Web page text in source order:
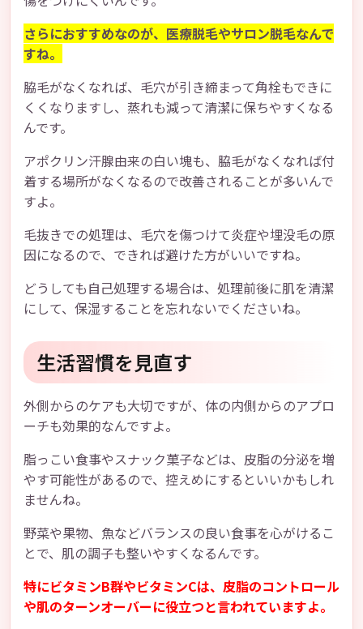
さらにおすすめなのが、医療脱毛やサロン脱毛なんで
すね。
脇毛がなくなれば、毛穴が引き締まって角栓もできに
くくなりますし、蒸れも減って清潔に保ちやすくなる
んです。
アポクリン汗腺由来の白い塊も、脇毛がなくなれば付
着する場所がなくなるので改善されることが多いんで
すよ。
毛抜きでの処理は、毛穴を傷つけて炎症や埋没毛の原
因になるので、できれば避けた方がいいですね。
どうしても自己処理する場合は、処理前後に肌を清潔
にして、保湿することを忘れないでくださいね。
生活習慣を見直す
外側からのケアも大切ですが、体の内側からのアプロ
ーチも効果的なんですよ。
脂っこい食事やスナック菓子などは、皮脂の分泌を増
やす可能性があるので、控えめにするといいかもしれ
ませんね。
野菜や果物、魚などバランスの良い食事を心がけるこ
とで、肌の調子も整いやすくなるんです。
特にビタミンB群やビタミンCは、皮脂のコントロール
や肌のターンオーバーに役立つと言われていますよ。